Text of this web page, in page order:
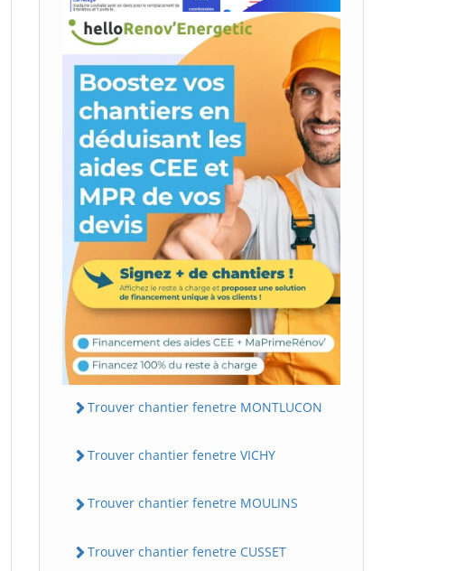
Trouver chantier fenetre MONTLUCON
Trouver chantier fenetre VICHY
Trouver chantier fenetre MOULINS
Trouver chantier fenetre CUSSET